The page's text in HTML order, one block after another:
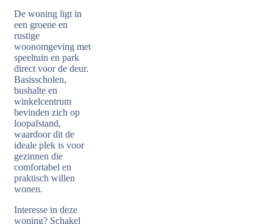
De woning ligt in
een groene en
rustige
woonomgeving met
speeltuin en park
direct voor de deur.
Basisscholen,
bushalte en
winkelcentrum
bevinden zich op
loopafstand,
waardoor dit de
ideale plek is voor
gezinnen die
comfortabel en
praktisch willen
wonen.
Interesse in deze
woning? Schakel